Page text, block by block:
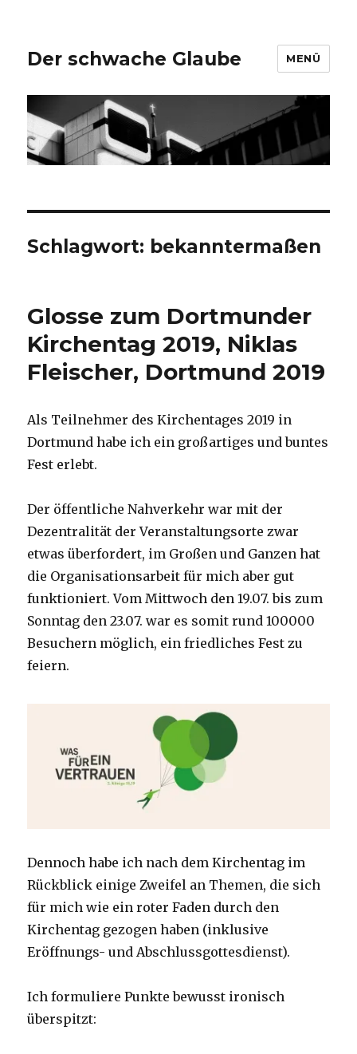
Der schwache Glaube MENÜ
Schlagwort: bekanntermaßen
Glosse zum Dortmunder
Kirchentag 2019, Niklas
Fleischer, Dortmund 2019
Als Teilnehmer des Kirchentages 2019 in
Dortmund habe ich ein großartiges und buntes
Fest erlebt.
Der öffentliche Nahverkehr war mit der
Dezentralität der Veranstaltungsorte zwar
etwas überfordert, im Großen und Ganzen hat
die Organisationsarbeit für mich aber gut
funktioniert. Vom Mittwoch den 19.07. bis zum
Sonntag den 23.07. war es somit rund 100000
Besuchern möglich, ein friedliches Fest zu
feiern.
Dennoch habe ich nach dem Kirchentag im
Rückblick einige Zweifel an Themen, die sich
für mich wie ein roter Faden durch den
Kirchentag gezogen haben (inklusive
Eröffnungs- und Abschlussgottesdienst).
Ich formuliere Punkte bewusst ironisch
überspitzt: